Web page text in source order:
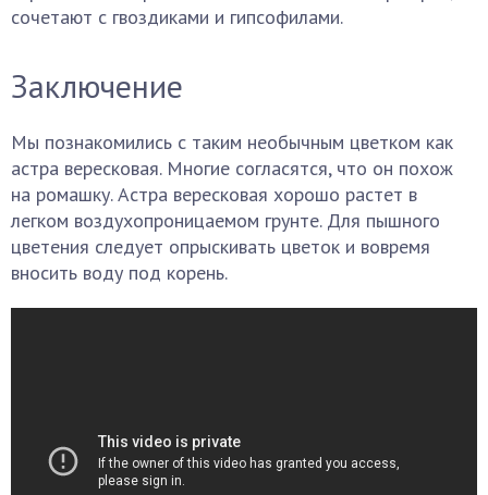
сочетают с гвоздиками и гипсофилами.
Заключение
Мы познакомились с таким необычным цветком как
астра вересковая. Многие согласятся, что он похож
на ромашку. Астра вересковая хорошо растет в
легком воздухопроницаемом грунте. Для пышного
цветения следует опрыскивать цветок и вовремя
вносить воду под корень.